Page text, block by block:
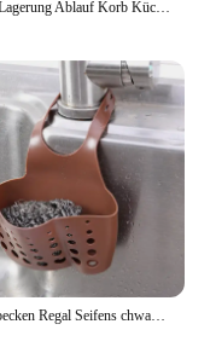
Hause Lagerung Ablauf Korb Küche Waschbecken Halter Einstellbare Seife Schwamm Shlf Hängen Ablauf Korb Tasche Küche Zubehör
Waschbecken Regal Seifens chwamm Drain Rack hängende Tasche Küche Zubehör Bad Halter Armband Wasserhahn Aufbewahrung skorb mit Ablauf löchern